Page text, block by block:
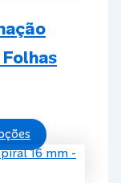
The
may
on
the
product
This
product